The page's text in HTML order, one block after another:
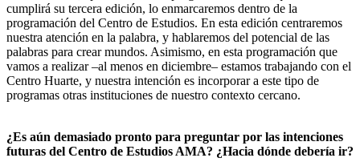
cumplirá su tercera edición, lo enmarcaremos dentro de la
programación del Centro de Estudios. En esta edición centraremos
nuestra atención en la palabra, y hablaremos del potencial de las
palabras para crear mundos. Asimismo, en esta programación que
vamos a realizar –al menos en diciembre– estamos trabajando con el
Centro Huarte, y nuestra intención es incorporar a este tipo de
programas otras instituciones de nuestro contexto cercano.
¿Es aún demasiado pronto para preguntar por las intenciones
futuras del Centro de Estudios AMA? ¿Hacia dónde debería ir?